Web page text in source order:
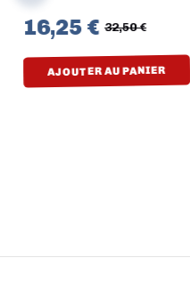
16,25 € 32,50 €
AJOUTER AU PANIER